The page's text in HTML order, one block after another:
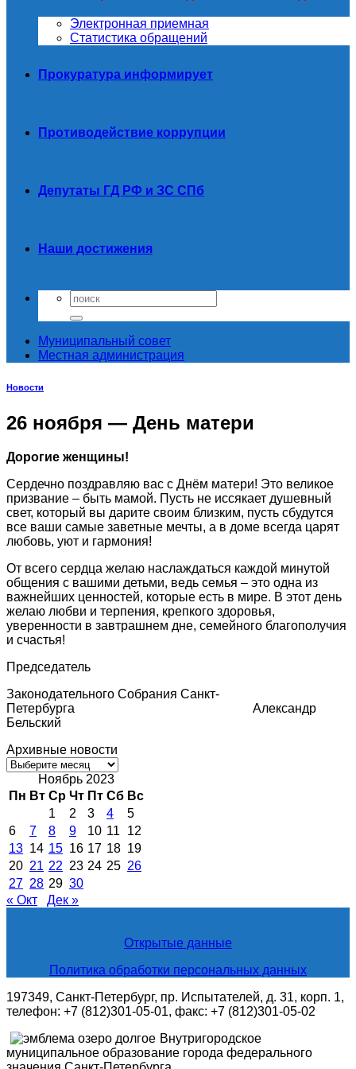
Электронная приемная
Статистика обращений
Прокуратура информирует
Противодействие коррупции
Депутаты ГД РФ и ЗС СПб
Наши достижения
Муниципальный совет
Местная администрация
Новости
26 ноября — День матери
Дорогие женщины!
Сердечно поздравляю вас с Днём матери! Это великое
призвание – быть мамой. Пусть не иссякает душевный
свет, который вы дарите своим близким, пусть сбудутся
все ваши самые заветные мечты, а в доме всегда царят
любовь, уют и гармония!
От всего сердца желаю наслаждаться каждой минутой
общения с вашими детьми, ведь семья – это одна из
важнейших ценностей, которые есть в мире. В этот день
желаю любви и терпения, крепкого здоровья,
уверенности в завтрашнем дне, семейного благополучия
и счастья!
Председатель
Законодательного Собрания Санкт-
Петербурга Александр
Бельский
Архивные новости
Архивные
новостиНоябрь 2023
Пн Вт Ср Чт Пт Сб Вс
1
2 3 4
5
6
7 8 9 10 11
12
13 14 15 16 17 18 19
20 21 22 23 24 25 26
27 28 29 30
« Окт
Дек »
Открытые данные
Политика обработки персональных данных
197349, Санкт-Петербург, пр. Испытателей, д. 31, корп. 1,
телефон: +7 (812)301-05-01, факс: +7 (812)301-05-02
Внутригородское
муниципальное образование города федерального